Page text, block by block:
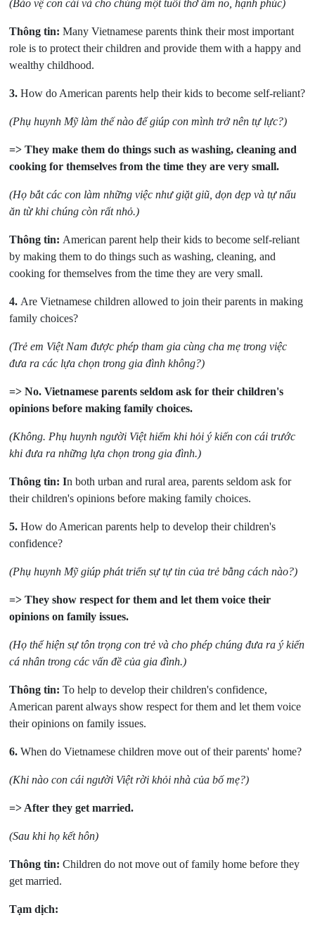
(Bảo vệ con cái và cho chúng một tuổi thơ ấm no, hạnh phúc)
Thông tin: Many Vietnamese parents think their most important
role is to protect their children and provide them with a happy and
wealthy childhood.
3. How do American parents help their kids to become self-reliant?
(Phụ huynh Mỹ làm thế nào để giúp con mình trở nên tự lực?)
=> They make them do things such as washing, cleaning and
cooking for themselves from the time they are very small.
(Họ bắt các con làm những việc như giặt giũ, dọn dẹp và tự nấu
ăn từ khi chúng còn rất nhỏ.)
Thông tin: American parent help their kids to become self-reliant
by making them to do things such as washing, cleaning, and
cooking for themselves from the time they are very small.
4. Are Vietnamese children allowed to join their parents in making
family choices?
(Trẻ em Việt Nam được phép tham gia cùng cha mẹ trong việc
đưa ra các lựa chọn trong gia đình không?)
=> No. Vietnamese parents seldom ask for their children's
opinions before making family choices.
(Không. Phụ huynh người Việt hiếm khi hỏi ý kiến con cái trước
khi đưa ra những lựa chọn trong gia đình.)
Thông tin: In both urban and rural area, parents seldom ask for
their children's opinions before making family choices.
5. How do American parents help to develop their children's
confidence?
(Phụ huynh Mỹ giúp phát triển sự tự tin của trẻ bằng cách nào?)
=> They show respect for them and let them voice their
opinions on family issues.
(Họ thể hiện sự tôn trọng con trẻ và cho phép chúng đưa ra ý kiến
cá nhân trong các vấn đề của gia đình.)
Thông tin: To help to develop their children's confidence,
American parent always show respect for them and let them voice
their opinions on family issues.
6. When do Vietnamese children move out of their parents' home?
(Khi nào con cái người Việt rời khỏi nhà của bố mẹ?)
=> After they get married.
(Sau khi họ kết hôn)
Thông tin: Children do not move out of family home before they
get married.
Tạm dịch: